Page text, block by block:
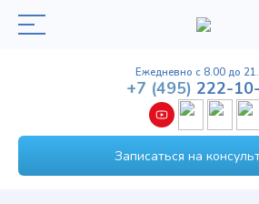
Ежедневно с 8.00 до
Записаться на
+7 (495) 222-